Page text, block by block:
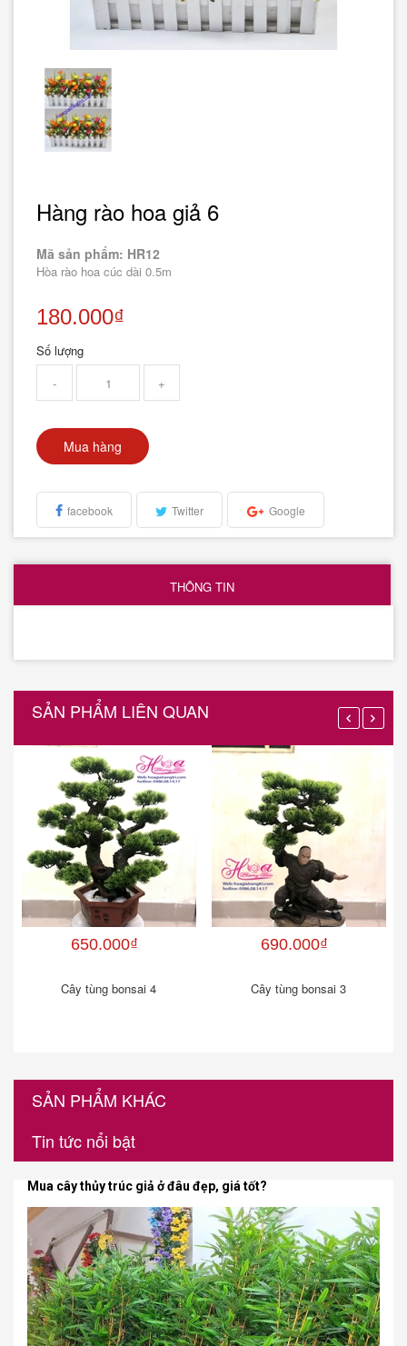
Hàng rào hoa giả 6
Mã sản phẩm: HR12
Hòa rào hoa cúc dài 0.5m
180.000₫
Số lượng
-
+
Mua hàng
facebook Twitter Google
THÔNG TIN
SẢN PHẨM LIÊN QUAN
650.000₫
Cây tùng bonsai 4
690.000₫
Cây tùng bonsai 3
SẢN PHẨM KHÁC
Tin tức nổi bật
Mua cây thủy trúc giả ở đâu đẹp, giá tốt?